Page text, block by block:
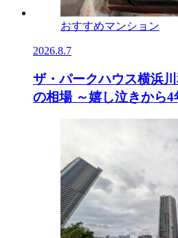
おすすめマンション
2026.8.7
ザ・パークハウス横浜
の相場 ～嬉し泣きから